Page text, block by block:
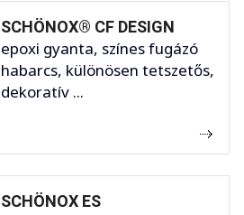
SCHÖNOX® CF DESIGN
epoxi gyanta, színes fugázó
habarcs, különösen tetszetős,
dekoratív ...
SCHÖNOX ES